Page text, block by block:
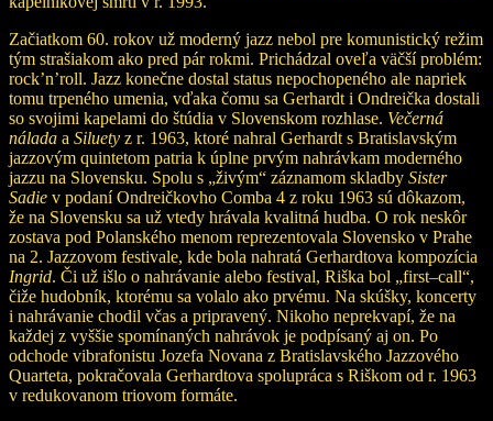
Začiatkom 60. rokov už moderný jazz nebol pre komunistický režim
tým strašiakom ako pred pár rokmi. Prichádzal oveľa väčší problém:
rock’n’roll. Jazz konečne dostal status nepochopeného ale napriek
tomu trpeného umenia, vďaka čomu sa Gerhardt i Ondreička dostali
so svojimi kapelami do štúdia v Slovenskom rozhlase. Večerná
nálada a Siluety z r. 1963, ktoré nahral Gerhardt s Bratislavským
jazzovým quintetom patria k úplne prvým nahrávkam moderného
jazzu na Slovensku. Spolu s „živým“ záznamom skladby Sister
Sadie v podaní Ondreičkovho Comba 4 z roku 1963 sú dôkazom,
že na Slovensku sa už vtedy hrávala kvalitná hudba. O rok neskôr
zostava pod Polanského menom reprezentovala Slovensko v Prahe
na 2. Jazzovom festivale, kde bola nahratá Gerhardtova kompozícia
Ingrid. Či už išlo o nahrávanie alebo festival, Riška bol „first–call“,
čiže hudobník, ktorému sa volalo ako prvému. Na skúšky, koncerty
i nahrávanie chodil včas a pripravený. Nikoho neprekvapí, že na
každej z vyššie spomínaných nahrávok je podpísaný aj on. Po
odchode vibrafonistu Jozefa Novana z Bratislavského Jazzového
Quarteta, pokračovala Gerhardtova spolupráca s Riškom od r. 1963
v redukovanom triovom formáte.